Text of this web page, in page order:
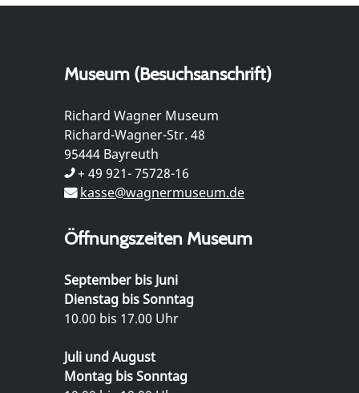
Museum (Besuchsanschrift)
Richard Wagner Museum
Richard-Wagner-Str. 48
95444 Bayreuth
+ 49 921- 75728-16
kasse@wagnermuseum.de
Öffnungszeiten Museum
September bis Juni
Dienstag bis Sonntag
10.00 bis 17.00 Uhr
Juli und August
Montag bis Sonntag